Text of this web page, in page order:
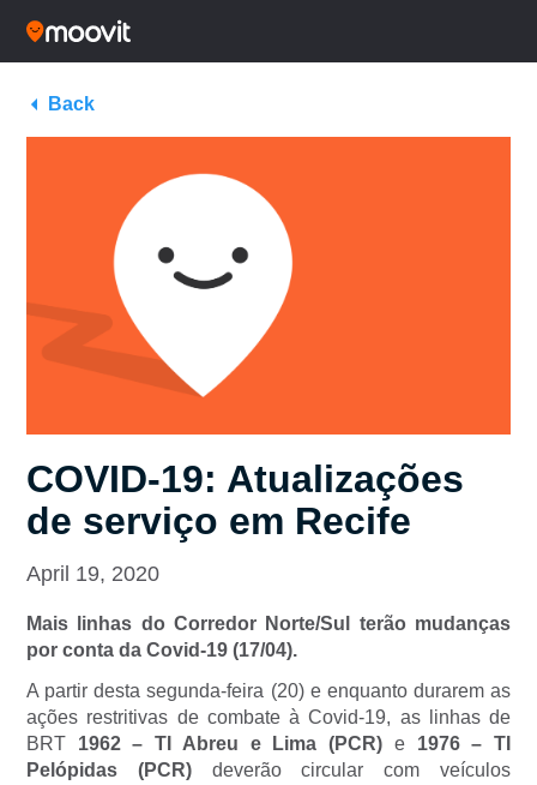
Back
COVID-19: Atualizações
de serviço em Recife
April 19, 2020
Mais linhas do Corredor Norte/Sul terão mudanças
por conta da Covid-19 (17/04).
A partir desta segunda-feira (20) e enquanto durarem as
ações restritivas de combate à Covid-19, as linhas de
BRT 1962 – TI Abreu e Lima (PCR) e 1976 – TI
Pelópidas (PCR)deverão circular com veículos